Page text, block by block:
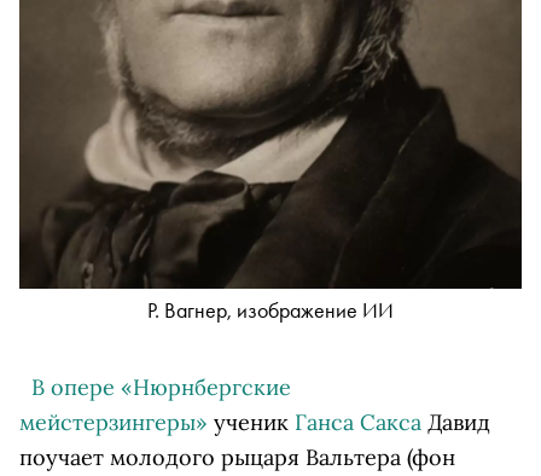
Р. Вагнер, изображение ИИ
В опере «Нюрнбергские
мейстерзингеры» ученик Ганса Сакса Давид
поучает молодого рыцаря Вальтера (фон